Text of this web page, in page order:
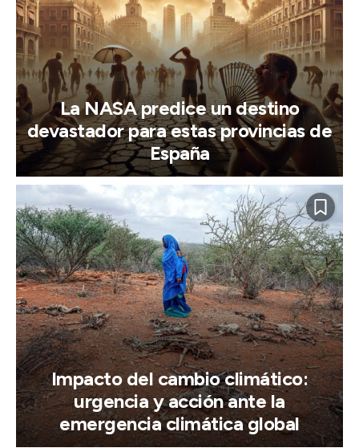
La NASA predice un destino
devastador para estas provincias de
España
Impacto del cambio climático:
urgencia y acción ante la
emergencia climática global